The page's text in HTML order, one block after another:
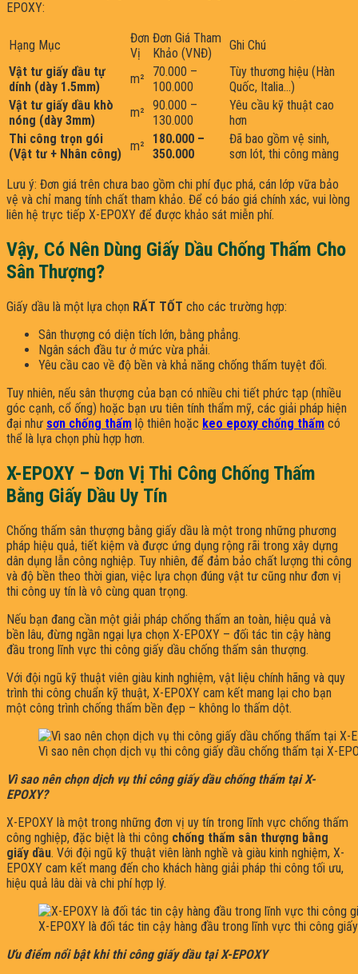
EPOXY:
Hạng Mục
Đơn
Vị
Đơn Giá Tham
Khảo (VNĐ)
Ghi Chú
Vật tư giấy dầu tự
dính (dày 1.5mm)
m²
70.000 –
100.000
Tùy thương hiệu (Hàn
Quốc, Italia…)
Vật tư giấy dầu khò
nóng (dày 3mm)
m² 90.000 –
130.000
Yêu cầu kỹ thuật cao
hơn
Thi công trọn gói
(Vật tư + Nhân công)
m²
180.000 –
350.000
Đã bao gồm vệ sinh,
sơn lót, thi công màng
Lưu ý: Đơn giá trên chưa bao gồm chi phí đục phá, cán lớp vữa bảo
vệ và chỉ mang tính chất tham khảo. Để có báo giá chính xác, vui lòng
liên hệ trực tiếp X-EPOXY để được khảo sát miễn phí.
Vậy, Có Nên Dùng Giấy Dầu Chống Thấm Cho
Sân Thượng?
Giấy dầu là một lựa chọn RẤT TỐT cho các trường hợp:
Sân thượng có diện tích lớn, bằng phẳng.
Ngân sách đầu tư ở mức vừa phải.
Yêu cầu cao về độ bền và khả năng chống thấm tuyệt đối.
Tuy nhiên, nếu sân thượng của bạn có nhiều chi tiết phức tạp (nhiều
góc cạnh, cổ ống) hoặc bạn ưu tiên tính thẩm mỹ, các giải pháp hiện
đại như sơn chống thấm lộ thiên hoặc keo epoxy chống thấm có
thể là lựa chọn phù hợp hơn.
X-EPOXY – Đơn Vị Thi Công Chống Thấm
Bằng Giấy Dầu Uy Tín
Chống thấm sân thượng bằng giấy dầu là một trong những phương
pháp hiệu quả, tiết kiệm và được ứng dụng rộng rãi trong xây dựng
dân dụng lẫn công nghiệp. Tuy nhiên, để đảm bảo chất lượng thi công
và độ bền theo thời gian, việc lựa chọn đúng vật tư cũng như đơn vị
thi công uy tín là vô cùng quan trọng.
Nếu bạn đang cần một giải pháp chống thấm an toàn, hiệu quả và
bền lâu, đừng ngần ngại lựa chọn X-EPOXY – đối tác tin cậy hàng
đầu trong lĩnh vực thi công giấy dầu chống thấm sân thượng.
Với đội ngũ kỹ thuật viên giàu kinh nghiệm, vật liệu chính hãng và quy
trình thi công chuẩn kỹ thuật, X-EPOXY cam kết mang lại cho bạn
một công trình chống thấm bền đẹp – không lo thấm dột.
Vì sao nên chọn dịch vụ thi công giấy dầu chống thấm tại X-
Vì sao nên chọn dịch vụ thi công giấy dầu chống thấm tại X-
EPOXY?
X-EPOXY là một trong những đơn vị uy tín trong lĩnh vực chống thấm
công nghiệp, đặc biệt là thi công chống thấm sân thượng bằng
giấy dầu. Với đội ngũ kỹ thuật viên lành nghề và giàu kinh nghiệm, X-
EPOXY cam kết mang đến cho khách hàng giải pháp thi công tối ưu,
hiệu quả lâu dài và chi phí hợp lý.
X-EPOXY là đối tác tin cậy hàng đầu trong lĩnh vực thi công
Ưu điểm nổi bật khi thi công giấy dầu tại X-EPOXY